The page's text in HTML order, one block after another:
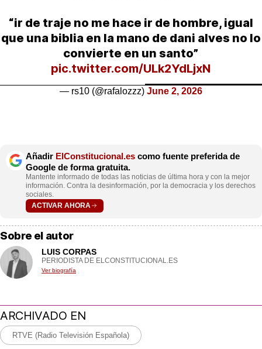
“ir de traje no me hace ir de hombre, igual
que una biblia en la mano de dani alves no lo
convierte en un santo”
pic.twitter.com/ULk2YdLjxN
— ‎rs10 (@rafalozzz) June 2, 2026
Añadir ElConstitucional.es como fuente preferida de
Google de forma gratuita.
Mantente informado de todas las noticias de última hora y con la mejor
información. Contra la desinformación, por la democracia y los derechos
sociales.
ACTIVAR AHORA
Sobre el autor
LUIS CORPAS
PERIODISTA DE ELCONSTITUCIONAL.ES
Ver biografía
ARCHIVADO EN
RTVE (Radio Televisión Española)